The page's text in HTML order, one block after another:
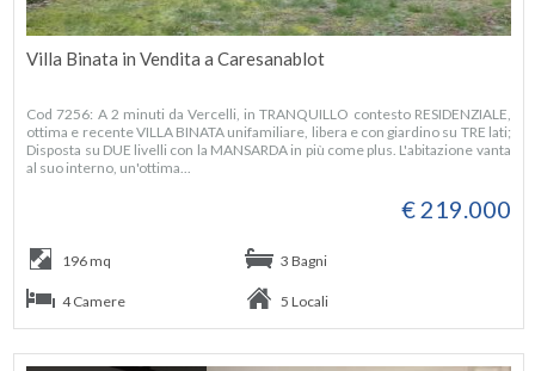
Villa Binata in Vendita a Caresanablot
Cod 7256: A 2 minuti da Vercelli, in TRANQUILLO contesto RESIDENZIALE,
ottima e recente VILLA BINATA unifamiliare, libera e con giardino su TRE lati;
Disposta su DUE livelli con la MANSARDA in più come plus. L'abitazione vanta
al suo interno, un'ottima...
€ 219.000
196 mq 3 Bagni
4 Camere 5 Locali